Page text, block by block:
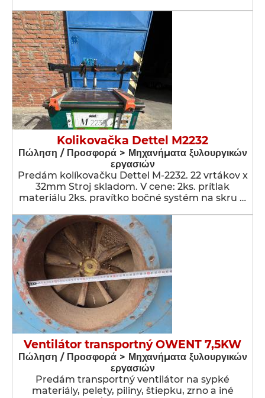
Kolikovačka Dettel M2232
Πώληση / Προσφορά > Μηχανήματα ξυλουργικών
εργασιών
Predám kolíkovačku Dettel M-2232. 22 vrtákov x
32mm Stroj skladom. V cene: 2ks. prítlak
materiálu 2ks. pravítko bočné systém na skru …
Ventilátor transportný OWENT 7,5KW
Πώληση / Προσφορά > Μηχανήματα ξυλουργικών
εργασιών
Predám transportný ventilátor na sypké
materiály, pelety, piliny, štiepku, zrno a iné